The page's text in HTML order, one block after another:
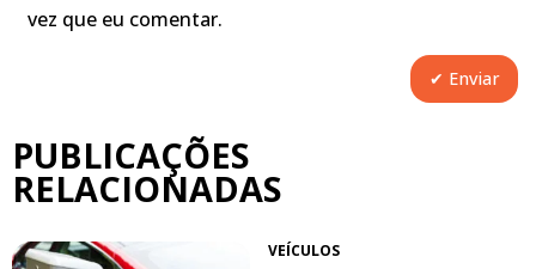
vez que eu comentar.
PUBLICAÇÕES
RELACIONADAS
VEÍCULOS